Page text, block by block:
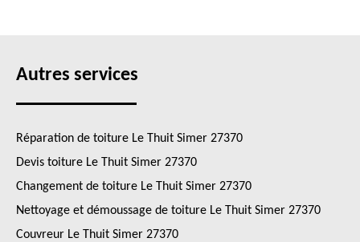
Autres services
Réparation de toiture Le Thuit Simer 27370
Devis toiture Le Thuit Simer 27370
Changement de toiture Le Thuit Simer 27370
Nettoyage et démoussage de toiture Le Thuit Simer 27370
Couvreur Le Thuit Simer 27370